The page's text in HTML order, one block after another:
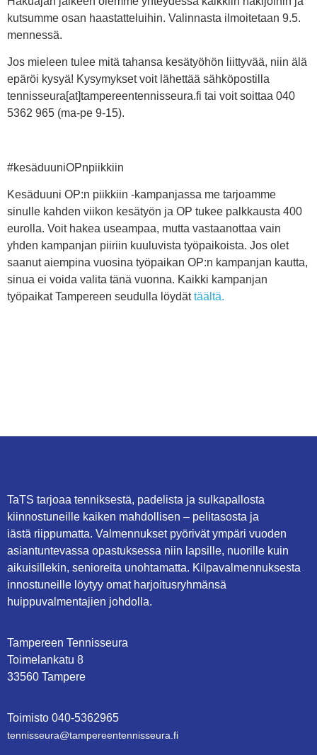
kutsumme osan haastatteluihin. Valinnasta ilmoitetaan 9.5.
mennessä.
Jos mieleen tulee mitä tahansa kesätyöhön liittyvää, niin älä
epäröi kysyä! Kysymykset voit lähettää sähköpostilla
tennisseura[at]tampereentennisseura.fi tai voit soittaa 040
5362 965 (ma-pe 9-15).
#kesäduuniOPnpiikkiin
Kesäduuni OP:n piikkiin -kampanjassa me tarjoamme
sinulle kahden viikon kesätyön ja OP tukee palkkausta 400
eurolla. Voit hakea useampaa, mutta vastaanottaa vain
yhden kampanjan piiriin kuuluvista työpaikoista. Jos olet
saanut aiempina vuosina työpaikan OP:n kampanjan kautta,
sinua ei voida valita tänä vuonna. Kaikki kampanjan
työpaikat Tampereen seudulla löydättäältä.
TaTS tarjoaa tenniksestä, padelista ja sulkapallosta
kiinnostuneille kaiken mahdollisen – pelitasosta ja
iästä riippumatta. Valmennukset pyörivät ympäri vuoden
asiantuntevassa opastuksessa niin lapsille, nuorille kuin
aikuisillekin, senioreita unohtamatta. Kilpavalmennuksesta
innostuneille löytyy omat harjoitusryhmänsä
huippuvalmentajien johdolla.
Tampereen Tennisseura
Toimelankatu 8
33560 Tampere
Toimisto 040-5362965
tennisseura@tampe­reen­ten­nis­seu­ra.fi